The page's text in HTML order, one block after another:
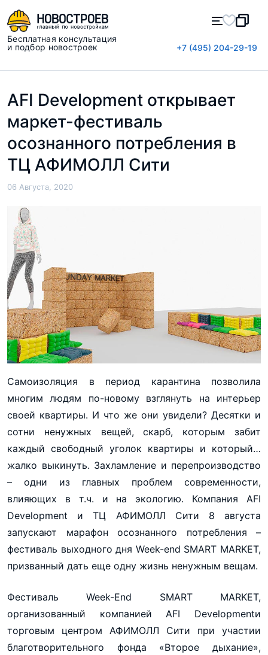
Бесплатная консультация
и подбор новостроек
+7 (495) 204-29-19
AFI Development открывает
маркет-фестиваль
осознанного потребления в
ТЦ АФИМОЛЛ Сити
06 Августа, 2020
Самоизоляция
в период карантина позволила
многим людям по-новому взглянуть на интерьер
своей квартиры. И что же они увидели? Десятки и
сотни ненужных вещей, скарб, которым забит
каждый свободный уголок квартиры и который…
жалко выкинуть. Захламление и перепроизводство
– одни из главных проблем современности,
влияющих в т.ч. и на экологию. Компания AFI
Development и ТЦ АФИМОЛЛ Сити 8 августа
запускают марафон осознанного потребления –
фестиваль выходного дня Week-end SMART MARKET,
призванный дать еще одну жизнь ненужным вещам.
Фестиваль Week-End SMART MARKET,
организованный компанией AFI Developmentи
торговым центром АФИМОЛЛ Сити при участии
благотворительного фонда «Второе дыхание»,